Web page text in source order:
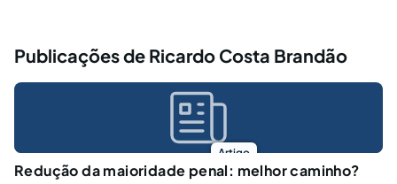
Publicações de Ricardo Costa Brandão
Artigo
Redução da maioridade penal: melhor caminho?